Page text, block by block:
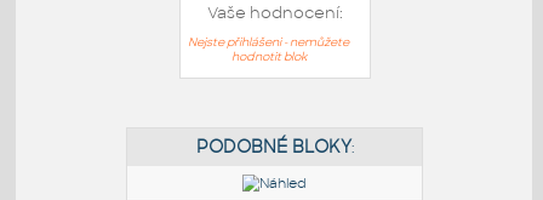
Vaše hodnocení:
Nejste přihlášeni - nemůžete
hodnotit blok